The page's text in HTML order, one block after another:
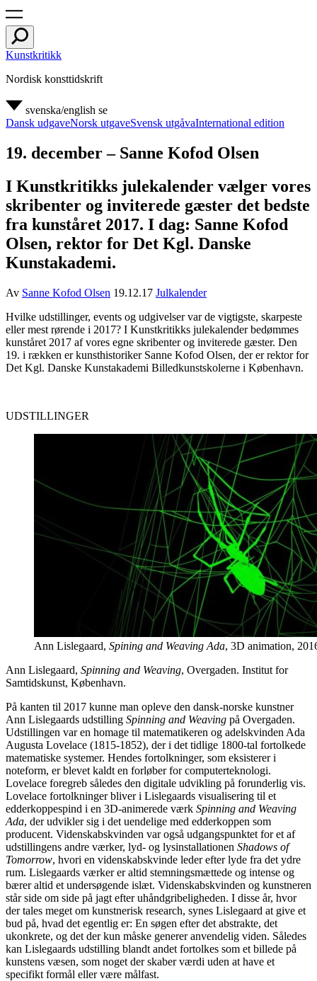
Kunstkritikk
Nordisk konsttidskrift
svenska/english se
Dansk udgaveNorsk utgaveSvensk utgåvaInternational edition
19. december – Sanne Kofod Olsen
I Kunstkritikks julekalender vælger vores
skribenter og inviterede gæster det bedste
fra kunståret 2017. I dag: Sanne Kofod
Olsen, rektor for Det Kgl. Danske
Kunstakademi.
Av Sanne Kofod Olsen 19.12.17 Julkalender
Hvilke udstillinger, events og udgivelser var de vigtigste, skarpeste
eller mest rørende i 2017? I Kunstkritikks julekalender bedømmes
kunståret 2017 af vores egne skribenter og inviterede gæster. Den
19. i rækken er kunsthistoriker Sanne Kofod Olsen, der er rektor for
Det Kgl. Danske Kunstakademi Billedkunstskolerne i København.
UDSTILLINGER
Ann Lislegaard, Spining and Weaving Ada, 3D animation,
Ann Lislegaard, Spinning and Weaving, Overgaden. Institut for
Samtidskunst, København.
På kanten til 2017 kunne man opleve den dansk-norske kunstner
Ann Lislegaards udstilling Spinning and Weaving på Overgaden.
Udstillingen var en homage til matematikeren og adelskvinden Ada
Augusta Lovelace (1815-1852), der i det tidlige 1800-tal fortolkede
matematiske systemer. Hendes fortolkninger, som eksisterer i
noteform, er blevet kaldt en forløber for computerteknologi.
Lovelace foregreb således den digitale udvikling på forunderlig vis.
Lovelace fortolkninger bliver i Lislegaards visualisering til et
edderkoppespind i en 3D-animerede værk Spinning and Weaving
Ada, der udvikler sig i det uendelige med edderkoppen som
producent. Videnskabskvinden var også udgangspunktet for et af
udstillingens andre værker, lyd- og lysinstallationen Shadows of
Tomorrow, hvori en videnskabskvinde leder efter lyde fra det ydre
rum. Lislegaards værker er altid stemningsmættede og intense og
bærer altid et undersøgende islæt. Videnskabskvinden og kunstneren
står side om side på jagt efter uhåndgribeligheden. I disse år, hvor
der tales meget om kunstnerisk research, synes Lislegaard at give et
bud på, hvad det egentlig er: En søgen efter det abstrakte, det
ukonkrete, og det der kun måske generer anvendelig viden. Således
kan Lislegaards udstilling blandt andet fortolkes som et billede på
kunstens væsen, som noget der skaber værdi uden at have et
specifikt formål eller være målfast.